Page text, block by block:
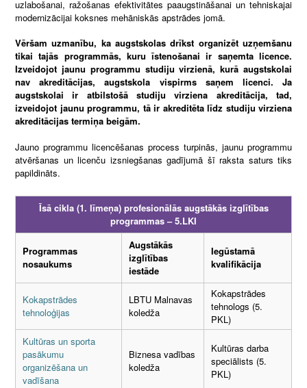
uzlabošanai, ražošanas efektivitātes paaugstināšanai un tehniskajai
modernizācijai koksnes mehāniskās apstrādes jomā.
Vēršam uzmanību, ka augstskolas drīkst organizēt uzņemšanu
tikai tajās programmās, kuru īstenošanai ir saņemta licence.
Izveidojot jaunu programmu studiju virzienā, kurā augstskolai
nav akreditācijas, augstskola vispirms saņem licenci. Ja
augstskolai ir atbilstošā studiju virziena akreditācija, tad,
izveidojot jaunu programmu, tā ir akreditēta līdz studiju virziena
akreditācijas termiņa beigām.
Jauno programmu licencēšanas process turpinās, jaunu programmu
atvēršanas un licenču izsniegšanas gadījumā šī raksta saturs tiks
papildināts.
Īsā cikla (1. līmeņa) profesionālās augstākās izglītības
programmas – 5.LKI
Programmas
nosaukums
Augstākās
izglītības
iestāde
Iegūstamā
kvalifikācija
Kokapstrādes
tehnoloģijas
LBTU Malnavas
koledža
Kokapstrādes
tehnologs (5.
PKL)
Kultūras un sporta
pasākumu
organizēšana un
vadīšana
Biznesa vadības
koledža
Kultūras darba
speciālists (5.
PKL)